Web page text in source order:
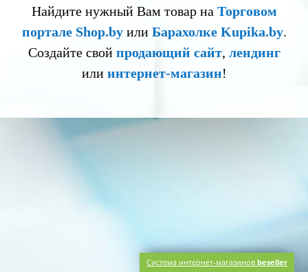
Найдите нужный Вам товар на Торговом
портале Shop.byили Барахолке Kupika.by.
Создайте свой продающий сайт, лендинг
или интернет-магазин!
Система интернет-магазинов beseller